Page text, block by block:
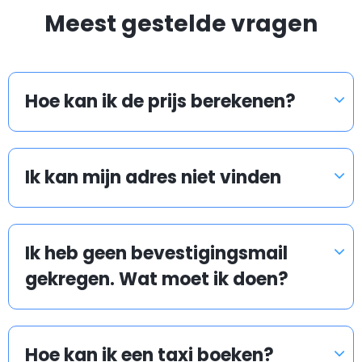
boek uw transfer vlak voor het instappen of zelfs uit
het vliegtuig - wij zullen ons best doen om aan uw
Er staan ook traditionele taxi's op de luchthaven
buiten te wachten. Ze kunnen u naar uw bestemming
brengen, maar u profiteert dan niet van een lage
tarief.
Wat gebeurd als mijn vlucht of trein vertraging
heeft?
Airport taxis houden de vlucht- en trein
Meest gestelde vragen
Hoe kan ik de prijs berekenen?
Ik kan mijn adres niet vinden
Ik heb geen bevestigingsmail
gekregen. Wat moet ik doen?
Hoe kan ik een taxi boeken?